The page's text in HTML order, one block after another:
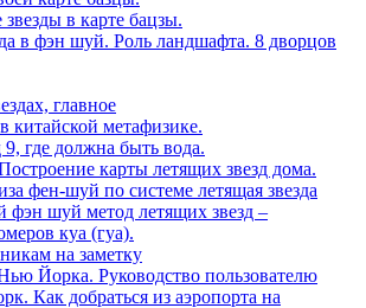
в карте бацзы.
в фэн шуй. Роль ландшафта. 8 дворцов
главное
китайской метафизике.
где должна быть вода.
карты летящих звезд дома.
фен-шуй по системе летящая звезда
фэн шуй метод летящих звезд –
куа (гуа).
на заметку
Йорка. Руководство пользователю
Как добраться из аэропорта на